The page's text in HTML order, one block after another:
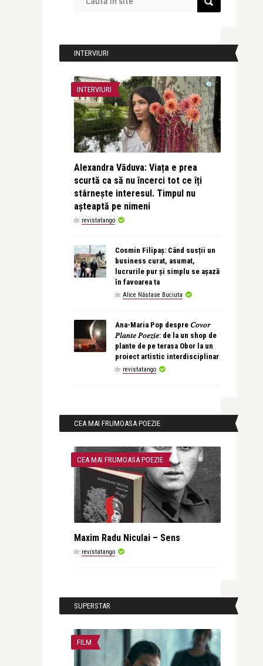
INTERVIURI
INTERVIURI
Alexandra Văduva: Viața e prea
scurtă ca să nu încerci tot ce îți
stârnește interesul. Timpul nu
așteaptă pe nimeni
de revistatango
Cosmin Filipaș: Când susții un
business curat, asumat,
lucrurile pur și simplu se așază
în favoarea ta
de Alice Năstase Buciuta
Ana-Maria Pop despre 𝐶𝑜𝑣𝑜𝑟
𝑃𝑙𝑎𝑛𝑡𝑒 𝑃𝑜𝑒𝑧𝑖𝑒: de la un shop de
plante de pe terasa Obor la un
proiect artistic interdisciplinar
de revistatango
CEA MAI FRUMOASA POEZIE
CEA MAI FRUMOASA POEZIE
Maxim Radu Niculai – Sens
de revistatango
SUPERSTAR
FILM